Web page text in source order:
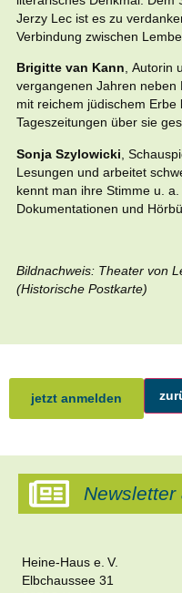
Jerzy Lec ist es zu
Verbindung zwischen
Brigitte van Kann, Autorin
vergangenen Jahren neben
mit reichem jüdischem
Tageszeitungen über sie
Sonja Szylowicki ,
Lesungen und arbeitet
kennt man ihre Stimme u.
Dokumentationen und
Bildnachweis: Theater von
(Historische Postkarte)
jetzt anmelden
Newsletter
Heine-Haus e. V.
Elbchaussee 31